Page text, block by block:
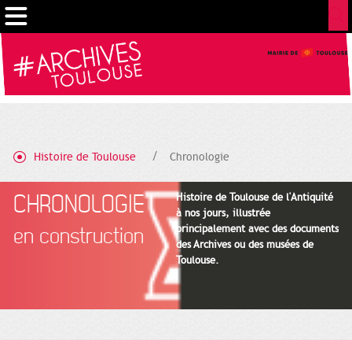
Histoire de Toulouse Chronologie
CHRONOLOGIE
en construction
Histoire de Toulouse de l'Antiquité
à nos jours, illustrée
principalement avec des documents
des Archives ou des musées de
Toulouse.
Gestion de vos préférences sur les cookies